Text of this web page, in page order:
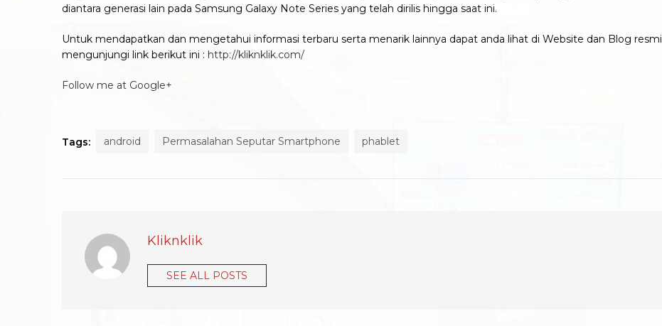
diantara generasi lain pada Samsung Galaxy Note Series yang telah dirilis hingga saat ini.
Untuk mendapatkan dan mengetahui informasi terbaru serta menarik lainnya dapat anda lihat di Website dan Blog resmi
mengunjungi link berikut ini : http://kliknklik.com/
Follow me at Google+
Tags: android Permasalahan Seputar Smartphone phablet
Kliknklik
SEE ALL POSTS